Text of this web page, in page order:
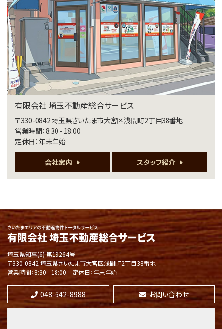
第4位
4,890万円
3ＳＬＤＫ
南与野駅
第5位
3,549万円
歩17分
施工：セキスイハイム(株)
第6位
17,000万円
266.2㎡(実測)
大宮駅
第7位
3,580万円
4ＬＤＫ
埼京線 南与野駅 バス34分 塚本下車 バス停 徒歩
3分
第8位
2,749万円
有限会社 埼玉不動産総合サービス
〒330-0842 埼玉県さいたま市大宮区浅間町2丁目38番地
営業時間：8:30 - 18:00
定休日：年末年始
会社案内 スタッフ紹介
埼玉県知事(6) 第19264号
〒330-0842 埼玉県さいたま市大宮区浅間町2丁目38番地
営業時間：8:30 - 18:00
定休日：年末年始
048-642-8988 お問い合わせ